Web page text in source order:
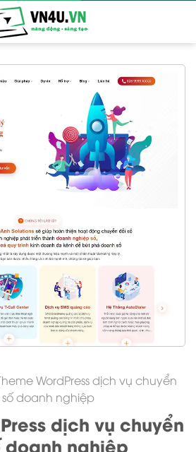
WordPress dịch vụ chuyển
doanh nghiệp
dịch vụ chuyển
doanh nghiệp